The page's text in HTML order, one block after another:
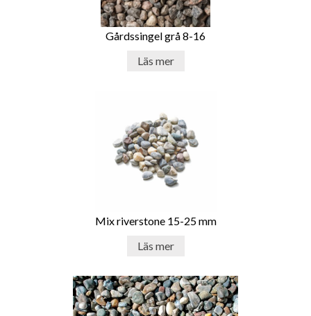
med en storslagen stenmur, en restaurang med en färgglad
mosaik eller en butik med en stilfull stenbeläggning -
dekorsten kan hjälpa till att skapa den rätta stämningen
hållbarhet och motståndskraft är dekorsten ett klokt val
En annan fördel med dekorsten är dess flexibilitet när det
gäller installation. Den kan användas på befintliga ytor
som betong eller trä, vilket gör det till ett
kostnadseffektivt alternativ jämfört med att byta ut hela
förberedelse och verktyg kan du snabbt och enkelt
förvandla ditt utrymme till något extraordinärt. När det
alternativ. Den behöver inte regelbunden rengöring eller
speciell behandling. En enkel sopning eller spolning med
vatten är oftast tillräckligt för att hålla den fräsch och ren.
Gårdssingel grå 8-16
Läs mer
Mix riverstone 15-25 mm
Läs mer